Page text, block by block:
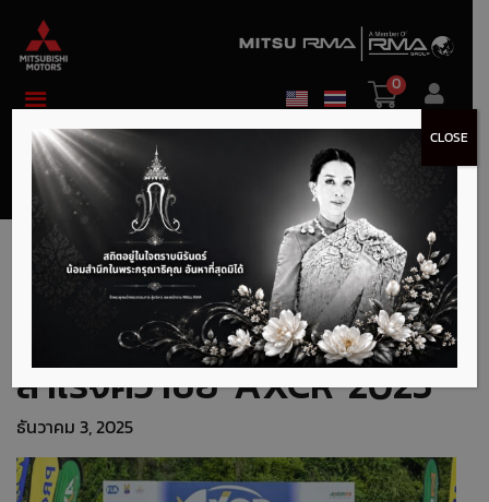
0
เจาะลึกสมรรถนะ ‘Triton
Ralliart’ เบื้องหลังความ
สำเร็จคว้าชัย AXCR 2025
ธันวาคม 3, 2025
CLOSE